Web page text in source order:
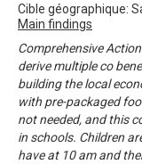
Cible géographique:
Main findings
Comprehensive
derive multiple co
building the local
with pre-packaged
not needed, and this
in schools. Children
have at 10 am and